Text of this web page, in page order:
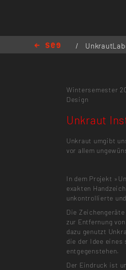
/
Wintersemester
Design
Unkraut
Unkraut umgibt
vor allem
In dem Projekt
exakten
unkontrollierte
Die
zur Entfernung
dazu genutzt
die der Idee eines
entgegenstehen.
Der Eindruck ist